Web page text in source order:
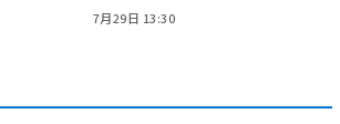
7月29日 13:30